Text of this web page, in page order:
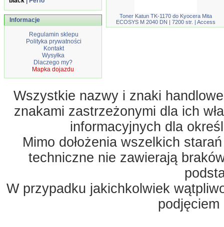
Informacje
Regulamin sklepu
Polityka prywatności
Kontakt
Wysyłka
Dlaczego my?
Mapka dojazdu
Toner Katun TK-1170 do Kyocera Mita
ECOSYS M 2040 DN | 7200 str. | Access
Wszystkie nazwy i znaki
znakami zastrzeżonymi dla ich
informacyjnych dla
Mimo dołożenia wszelkich
techniczne nie zawierają
W przypadku jakichkolwiek